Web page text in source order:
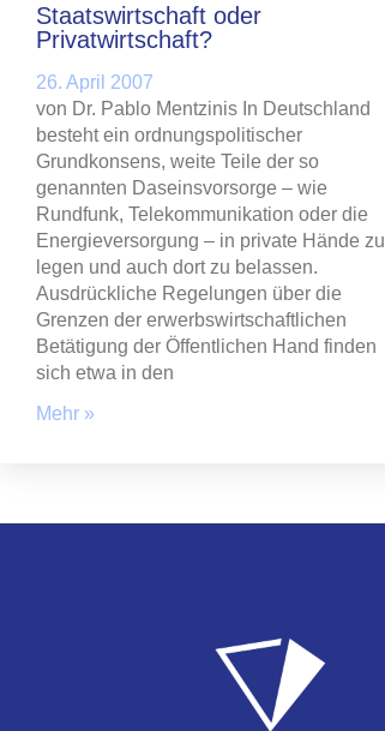
Staatswirtschaft oder
Privatwirtschaft?
26. April 2007
von Dr. Pablo Mentzinis In Deutschland
besteht ein ordnungspolitischer
Grundkonsens, weite Teile der so
genannten Daseinsvorsorge – wie
Rundfunk, Telekommunikation oder die
Energieversorgung – in private Hände zu
legen und auch dort zu belassen.
Ausdrückliche Regelungen über die
Grenzen der erwerbswirtschaftlichen
Betätigung der Öffentlichen Hand finden
sich etwa in den
Mehr »